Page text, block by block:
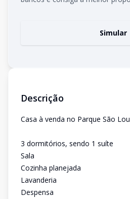
Simular
Descrição
Casa à venda no Parque São
3 dormitórios, sendo 1 suíte
Sala
Cozinha planejada
Lavanderia
Despensa